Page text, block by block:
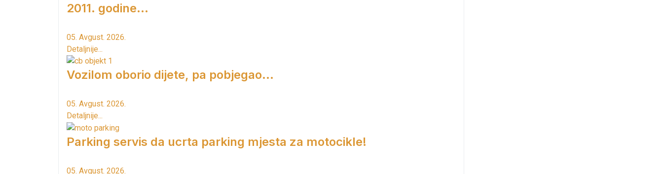
2011. godine...
05. Avgust. 2026.
Detaljnije...
Vozilom oborio dijete, pa pobjegao...
05. Avgust. 2026.
Detaljnije...
Parking servis da ucrta parking mjesta za motocikle!
05. Avgust. 2026.